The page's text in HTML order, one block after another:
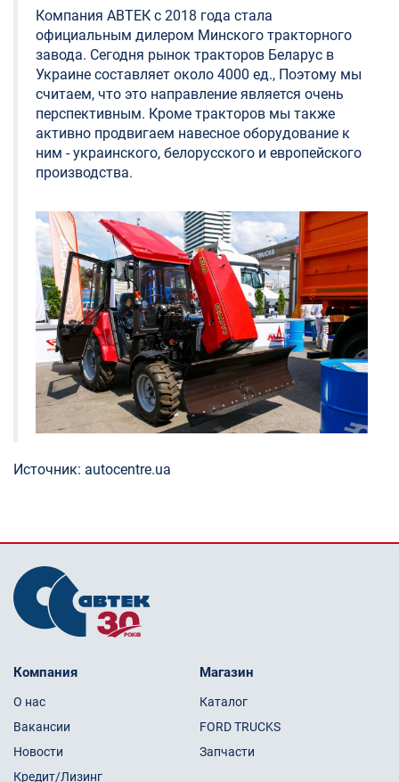
Компания АВТЕК с 2018 года стала
официальным дилером Минского тракторного
завода. Сегодня рынок тракторов Беларус в
Украине составляет около 4000 ед., Поэтому мы
считаем, что это направление является очень
перспективным. Кроме тракторов мы также
активно продвигаем навесное оборудование к
ним - украинского, белорусского и европейского
производства.
Источник: autocentre.ua
Компания
О нас
Вакансии
Новости
Кредит/Лизинг
Магазин
Каталог
FORD TRUCKS
Запчасти